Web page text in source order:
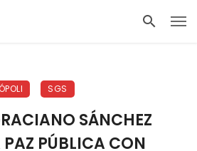
SGS
SÁNCHEZ
PAZ PÚBLICA CON